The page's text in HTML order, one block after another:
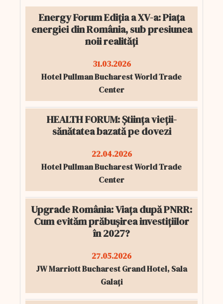
Energy Forum Ediția a XV-a: Piața
energiei din România, sub presiunea
noii realități
31.03.2026
Hotel Pullman Bucharest World Trade
Center
HEALTH FORUM: Știința vieții-
sănătatea bazată pe dovezi
22.04.2026
Hotel Pullman Bucharest World Trade
Center
Upgrade România: Viața după PNRR:
Cum evităm prăbușirea investițiilor
în 2027?
27.05.2026
JW Marriott Bucharest Grand Hotel, Sala
Galați